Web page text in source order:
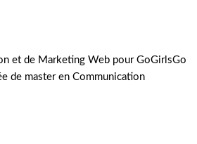
et de Marketing Web pour GoGirlsGo
de master en Communication